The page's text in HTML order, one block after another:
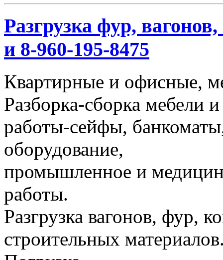
Разгрузка фур,
и 8-960-195-8475
Квартирные и офисные,
Разборка-сборка мебели
работы-сейфы,
оборудование,
промышленное и
работы.
Разгрузка вагонов, фур,
строительных